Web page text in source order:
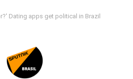
Dating apps get political in Brazil